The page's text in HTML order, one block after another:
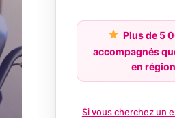
Plus de 5
accompagnés
en
Si vous cherchez un